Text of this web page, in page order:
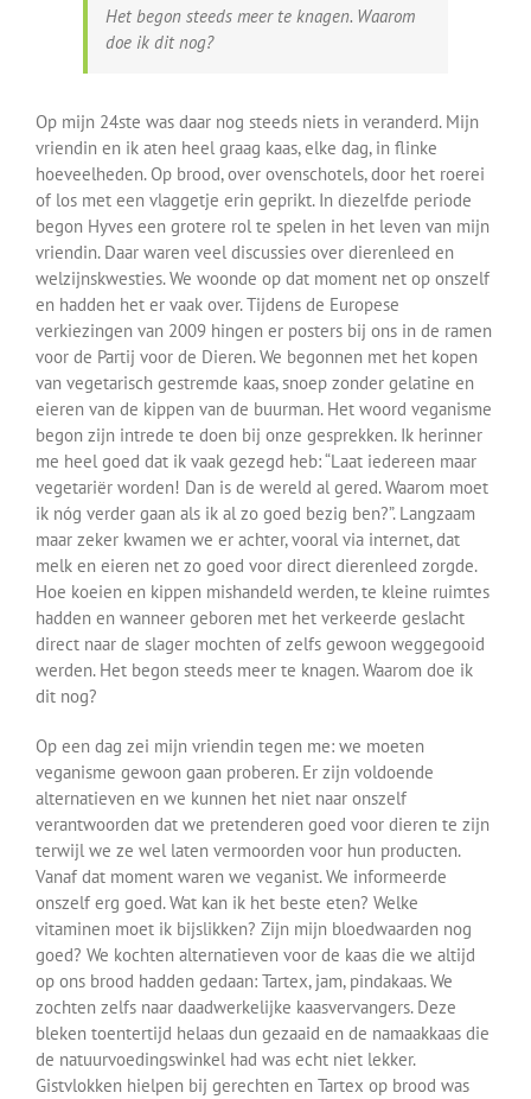
Het begon steeds meer te knagen. Waarom
doe ik dit nog?
Op mijn 24ste was daar nog steeds niets in veranderd. Mijn
vriendin en ik aten heel graag kaas, elke dag, in flinke
hoeveelheden. Op brood, over ovenschotels, door het roerei
of los met een vlaggetje erin geprikt. In diezelfde periode
begon Hyves een grotere rol te spelen in het leven van mijn
vriendin. Daar waren veel discussies over dierenleed en
welzijnskwesties. We woonde op dat moment net op onszelf
en hadden het er vaak over. Tijdens de Europese
verkiezingen van 2009 hingen er posters bij ons in de ramen
voor de Partij voor de Dieren. We begonnen met het kopen
van vegetarisch gestremde kaas, snoep zonder gelatine en
eieren van de kippen van de buurman. Het woord veganisme
begon zijn intrede te doen bij onze gesprekken. Ik herinner
me heel goed dat ik vaak gezegd heb: “Laat iedereen maar
vegetariër worden! Dan is de wereld al gered. Waarom moet
ik nóg verder gaan als ik al zo goed bezig ben?”. Langzaam
maar zeker kwamen we er achter, vooral via internet, dat
melk en eieren net zo goed voor direct dierenleed zorgde.
Hoe koeien en kippen mishandeld werden, te kleine ruimtes
hadden en wanneer geboren met het verkeerde geslacht
direct naar de slager mochten of zelfs gewoon weggegooid
werden. Het begon steeds meer te knagen. Waarom doe ik
dit nog?
Op een dag zei mijn vriendin tegen me: we moeten
veganisme gewoon gaan proberen. Er zijn voldoende
alternatieven en we kunnen het niet naar onszelf
verantwoorden dat we pretenderen goed voor dieren te zijn
terwijl we ze wel laten vermoorden voor hun producten.
Vanaf dat moment waren we veganist. We informeerde
onszelf erg goed. Wat kan ik het beste eten? Welke
vitaminen moet ik bijslikken? Zijn mijn bloedwaarden nog
goed? We kochten alternatieven voor de kaas die we altijd
op ons brood hadden gedaan: Tartex, jam, pindakaas. We
zochten zelfs naar daadwerkelijke kaasvervangers. Deze
bleken toentertijd helaas dun gezaaid en de namaakkaas die
de natuurvoedingswinkel had was echt niet lekker.
Gistvlokken hielpen bij gerechten en Tartex op brood was